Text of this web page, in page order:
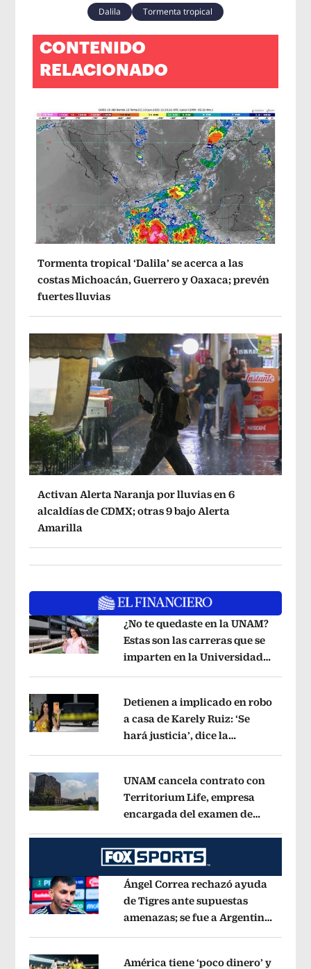
Dalila Tormenta tropical
CONTENIDO
RELACIONADO
Tormenta tropical ‘Dalila’ se acerca a las
costas Michoacán, Guerrero y Oaxaca; prevén
fuertes lluvias
Activan Alerta Naranja por lluvias en 6
alcaldías de CDMX; otras 9 bajo Alerta
Amarilla
Opens in new window
¿No te quedaste en la UNAM?
Estas son las carreras que se
imparten en la Universidad
Opens in new window
Detienen a implicado en robo
a casa de Karely Ruiz: ‘Se
hará justicia’, dice la
Opens in new window
UNAM cancela contrato con
Territorium Life, empresa
encargada del examen de
Opens in new window
Ángel Correa rechazó ayuda
de Tigres ante supuestas
amenazas; se fue a Argentina
América tiene ‘poco dinero’ y